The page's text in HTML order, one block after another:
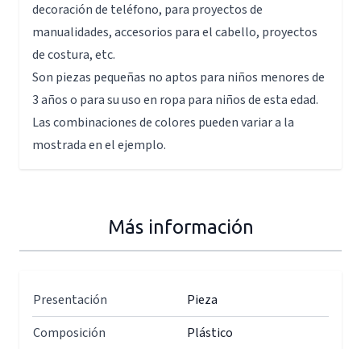
decoración de teléfono, para proyectos de
manualidades, accesorios para el cabello, proyectos
de costura, etc.
Son piezas pequeñas no aptos para niños menores de
3 años o para su uso en ropa para niños de esta edad.
Las combinaciones de colores pueden variar a la
mostrada en el ejemplo.
Más información
Presentación
Pieza
Composición
Plástico